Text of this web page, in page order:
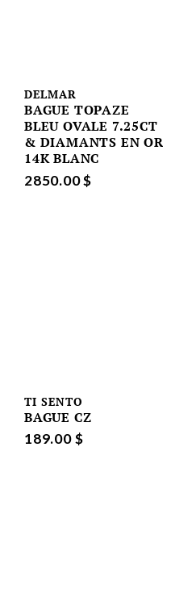
DELMAR
BAGUE TOPAZE
BLEU OVALE 7.25CT
& DIAMANTS EN OR
14K BLANC
2850.00 $
TI SENTO
BAGUE CZ
189.00 $